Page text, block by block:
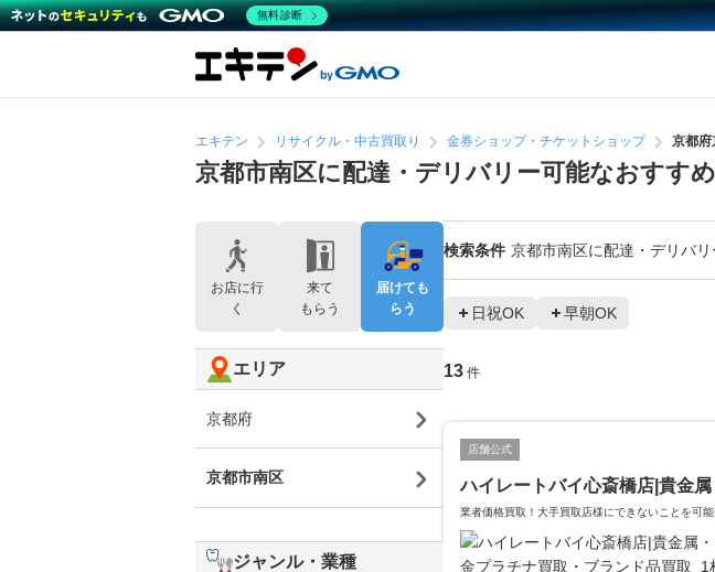
エキテン リサイクル・中古買取り 金券ショップ・チケットショップ 京都府
京都市南区に配達・デリバリー可能なおすす
検索条件 京都市南区に配達・デリバ
日祝OK 早朝OK
13 件
店舗公式
ハイレートバイ心斎橋店|貴金
業者価格買取！大手買取店様にできないことを可能
お店に行
く
来て
もらう
届けても
らう
エリア
京都府
京都市南区
ジャンル・業種
無料診断